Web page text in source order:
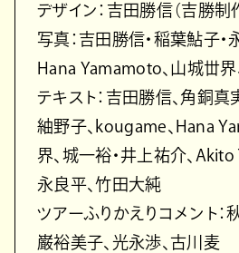
デザイン：吉田勝信（吉勝制
写真：吉田勝信・稲葉鮎子・
Hana Yamamoto、山城丗界
テキスト：吉田勝信、角銅真
紬野子、kougame、Hana
界、城一裕・井上祐介、Akito
永良平、竹田大純
ツアーふりかえりコメント：
巌裕美子、光永渉、古川麦